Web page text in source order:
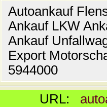
Autoankauf
Ankauf LKW
Ankauf
Export
5944000
URL: